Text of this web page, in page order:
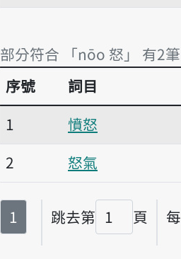
部分符合 「nōo 怒」 有2筆
部分符合 「nōo 怒」 有2筆
序號 詞目
1
憤怒
2
怒氣
第
1 跳去第
頁碼
頁